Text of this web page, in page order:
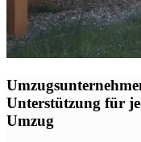
Unterstützung für
Umzug